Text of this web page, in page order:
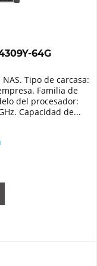
64G
NAS. Tipo de carcasa:
Familia de
del procesador:
Capacidad de...